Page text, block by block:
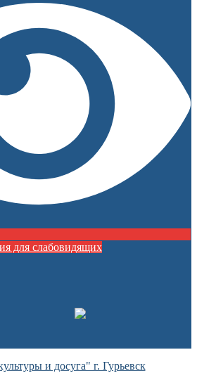
для слабовидящих
и досуга" г. Гурьевск